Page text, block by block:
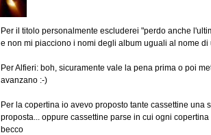
Per il titolo personalmente escluderei "perdo anche
e non mi piacciono i nomi degli album uguali al nome
Per Alfieri: boh, sicuramente vale la pena prima o poi
avanzano :-)
Per la copertina io avevo proposto tante cassettine una
proposta... oppure cassettine parse in cui ogni
becco